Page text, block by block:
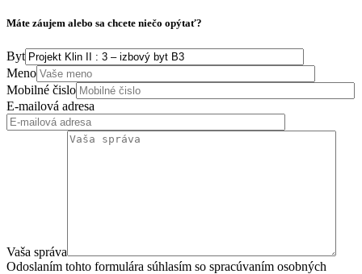
Máte záujem alebo sa chcete niečo opýtať?
Byt
Meno
Mobilné čislo
E-mailová adresa
Vaša správa
Odoslaním tohto formulára súhlasím so spracúvaním osobných